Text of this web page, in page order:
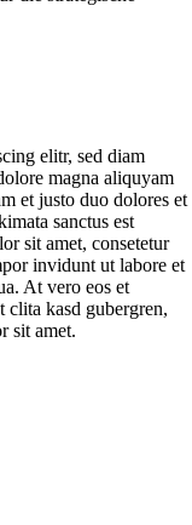
elitr, sed diam
magna aliquyam
et justo duo dolores et
sanctus est
sit amet, consetetur
invidunt ut labore et
At vero eos et
clita kasd gubergren,
sit amet.